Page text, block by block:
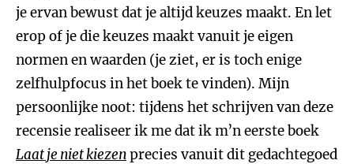
je ervan bewust dat je altijd keuzes maakt. En let
erop of je die keuzes maakt vanuit je eigen
normen en waarden (je ziet, er is toch enige
zelfhulpfocus in het boek te vinden). Mijn
persoonlijke noot: tijdens het schrijven van deze
recensie realiseer ik me dat ik m’n eerste boek
Laat je niet kiezenprecies vanuit dit gedachtegoed